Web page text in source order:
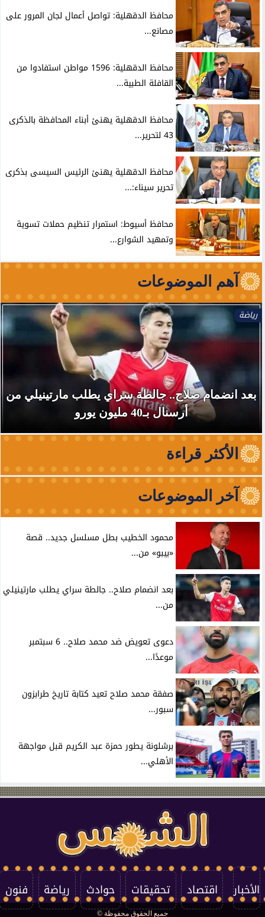
محافظ الدقهلية: تواصل أعمال لجان المرور على
مصانع...
محافظ الدقهلية: 1596 مواطن استفادوا من
القافلة الطبية...
محافظ الدقهلية يهنئ أبناء المحافظة بالذكرى
43 لتحرير...
محافظ الدقهلية يهنئ الرئيس السيسى بذكرى
تحرير سيناء:...
محافظ أسيوط: استمرار تنظيم حملات تسوية
وتمهيد الشوارع...
آهم الموضوعات
رياضة
بعد انضمام صلاح.. جالطة سراي يطلب مارتينيلي من
أرسنال بـ40 مليون يورو
الأكثر قراءة
آخر الموضوعات
محمود الخطيب بطل مسلسل جديد.. قصة
«بيبو» من...
بعد انضمام صلاح.. جالطة سراي يطلب مارتينيلي
من...
دعوى تعويض ضد محمد صلاح.. 6 سبتمبر
موعدًا...
صفقة محمد صلاح تعيد كتابة تاريخ طرابزون
سبور...
برشلونة يطور حمزة عبد الكريم قبل مواجهة
الأهلي...
الأخبار اقتصاد تحقيقات حوادث رياضة فنون
جميع الحقوق محفوظة ©